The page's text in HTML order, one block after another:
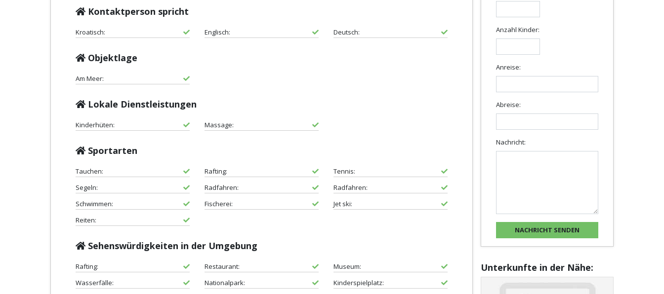
Kontaktperson spricht
Kroatisch: Englisch: Deutsch:
Objektlage
Am Meer:
Lokale Dienstleistungen
Kinderhüten: Massage:
Sportarten
Tauchen: Rafting:
Tennis:
Segeln:
Radfahren:
Radfahren:
Schwimmen:
Fischerei:
Jet ski:
Reiten:
Sehenswürdigkeiten in der Umgebung
Rafting: Restaurant:
Museum:
Wasserfälle:
Nationalpark:
Kinderspielplatz:
Anzahl Kinder:
Anreise:
Abreise:
Nachricht:
Unterkunfte in der Nähe: